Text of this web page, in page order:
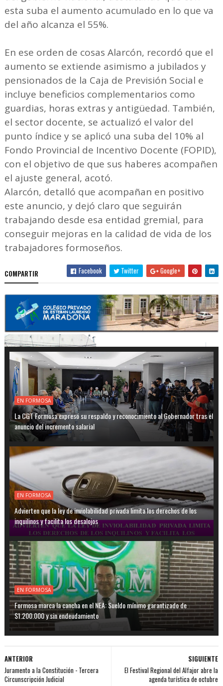
esta suba el aumento acumulado en lo que va
del año alcanza el 55%.
En ese orden de cosas Alarcón, recordó que el
aumento se extiende asimismo a jubilados y
pensionados de la Caja de Previsión Social e
incluye beneficios complementarios como
guardias, horas extras y antigüedad. También,
el sector docente, se actualizó el valor del
punto índice y se aplicó una suba del 10% al
Fondo Provincial de Incentivo Docente (FOPID),
con el objetivo de que sus haberes acompañen
el ajuste general, acotó.
Alarcón, detalló que acompañan en positivo
este anuncio, y dejó claro que seguirán
trabajando desde esa entidad gremial, para
conseguir mejoras en la calidad de vida de los
trabajadores formoseños.
COMPARTIR Facebook Twitter Google+
EN FORMOSA
La CGT Formosa expresó su respaldo y reconocimiento al Gobernador tras el
anuncio del incremento salarial
EN FORMOSA
Advierten que la ley de inviolabilidad privada limita los derechos de los
inquilinos y facilita los desalojos
EN FORMOSA
Formosa marca la cancha en el NEA: Sueldo mínimo garantizado de
$1.200.000 y sin endeudamiento
SIGUIENTE
El Festival Regional del Alfajor abre la
agenda turística de octubre
ANTERIOR
Juramento a la Constitución - Tercera
Circunscripción Judicial